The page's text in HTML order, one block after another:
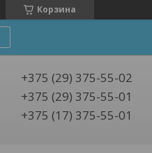
Корзина
+375 (29) 375-55-02
+375 (29) 375-55-01
+375 (17) 375-55-01